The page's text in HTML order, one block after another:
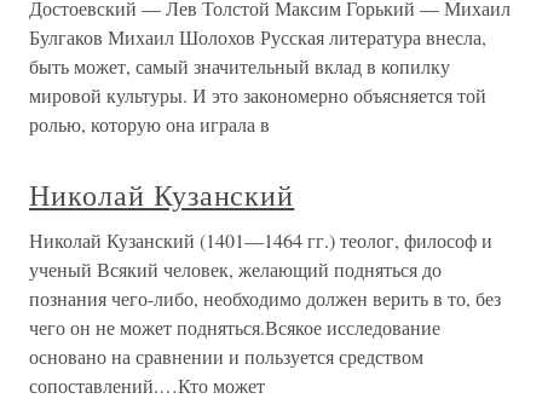
Достоевский — Лев Толстой Максим Горький — Михаил
Булгаков Михаил Шолохов Русская литература внесла,
быть может, самый значительный вклад в копилку
мировой культуры. И это закономерно объясняется той
ролью, которую она играла в
Николай Кузанский
Николай Кузанский (1401—1464 гг.) теолог, философ и
ученый Всякий человек, желающий подняться до
познания чего-либо, необходимо должен верить в то, без
чего он не может подняться.Всякое исследование
основано на сравнении и пользуется средством
сопоставлений.…Кто может